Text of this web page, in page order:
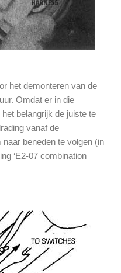
het demonteren van de
Omdat er in die
belangrijk de juiste te
vanaf de
beneden te volgen (in
‘E2-07 combination